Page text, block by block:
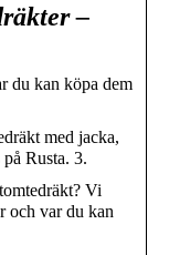
–
du kan köpa dem
med jacka,
Rusta. 3.
Vi
och var du kan